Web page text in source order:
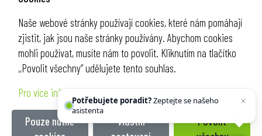
Naše webové stránky používají cookies, které nám pomáhají
zjistit, jak jsou naše stránky používány. Abychom cookies
mohli používat, musíte nám to povolit. Kliknutím na tlačítko
,,Povolit všechny“ udělujete tento souhlas.
Pro více informací klikněte ZDE
Pouze nutné
Vlastní
Povolit
Potřebujete poradit?Zeptejte se našeho
asistenta